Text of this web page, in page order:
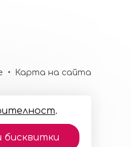
Карта на сайта
.
бисквитки